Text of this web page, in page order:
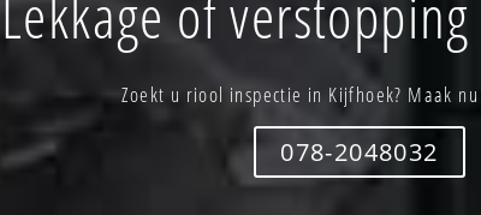
Zoekt u riool inspectie in Kijfhoek? Maak
078-2048032